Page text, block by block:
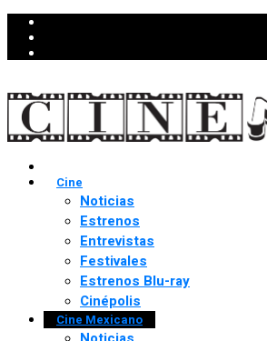
Cine
Noticias
Estrenos
Entrevistas
Festivales
Estrenos Blu-ray
Cinépolis
Cine Mexicano